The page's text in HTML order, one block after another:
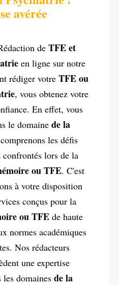
avérée
de TFE et
en ligne sur notre
rédiger votreTFE ou
, vous obtenez votre
En effet, vous
le domaine de la
les défis
confrontés lors de la
ou TFE. C'est
à votre disposition
conçus pour la
ou TFEde haute
normes académiques
Nos rédacteurs
une expertise
les domaines de la